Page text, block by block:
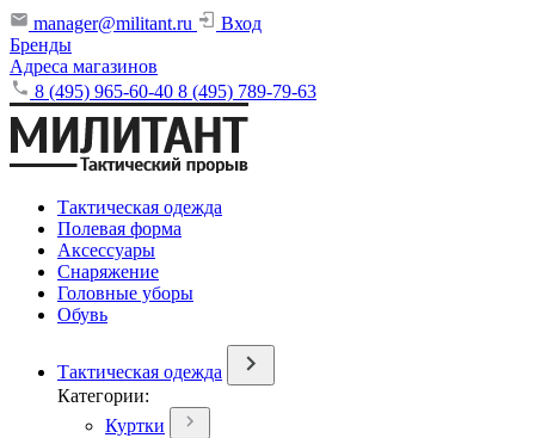
manager@militant.ru
Вход
Бренды
Адреса магазинов
8 (495) 965-60-40 8 (495) 789-79-63
Тактическая одежда
Полевая форма
Аксессуары
Снаряжение
Головные уборы
Обувь
Тактическая одежда
Категории:
Куртки